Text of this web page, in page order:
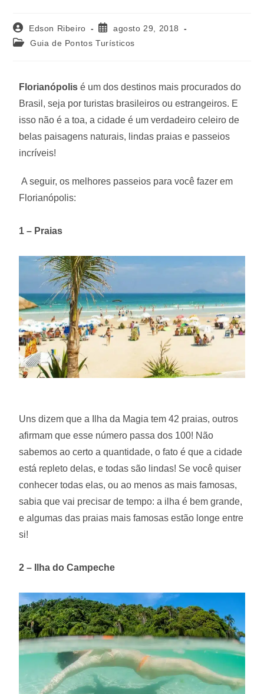
Edson Ribeiro
agosto 29, 2018
Guia de Pontos Turísticos
Florianópolis é um dos destinos mais procurados do
Brasil, seja por turistas brasileiros ou estrangeiros. E
isso não é a toa, a cidade é um verdadeiro celeiro de
belas paisagens naturais, lindas praias e passeios
incríveis!
A seguir, os melhores passeios para você fazer em
Florianópolis:
1 – Praias
Uns dizem que a Ilha da Magia tem 42 praias, outros
afirmam que esse número passa dos 100! Não
sabemos ao certo a quantidade, o fato é que a cidade
está repleto delas, e todas são lindas! Se você quiser
conhecer todas elas, ou ao menos as mais famosas,
sabia que vai precisar de tempo: a ilha é bem grande,
e algumas das praias mais famosas estão longe entre
si!
2 – Ilha do Campeche